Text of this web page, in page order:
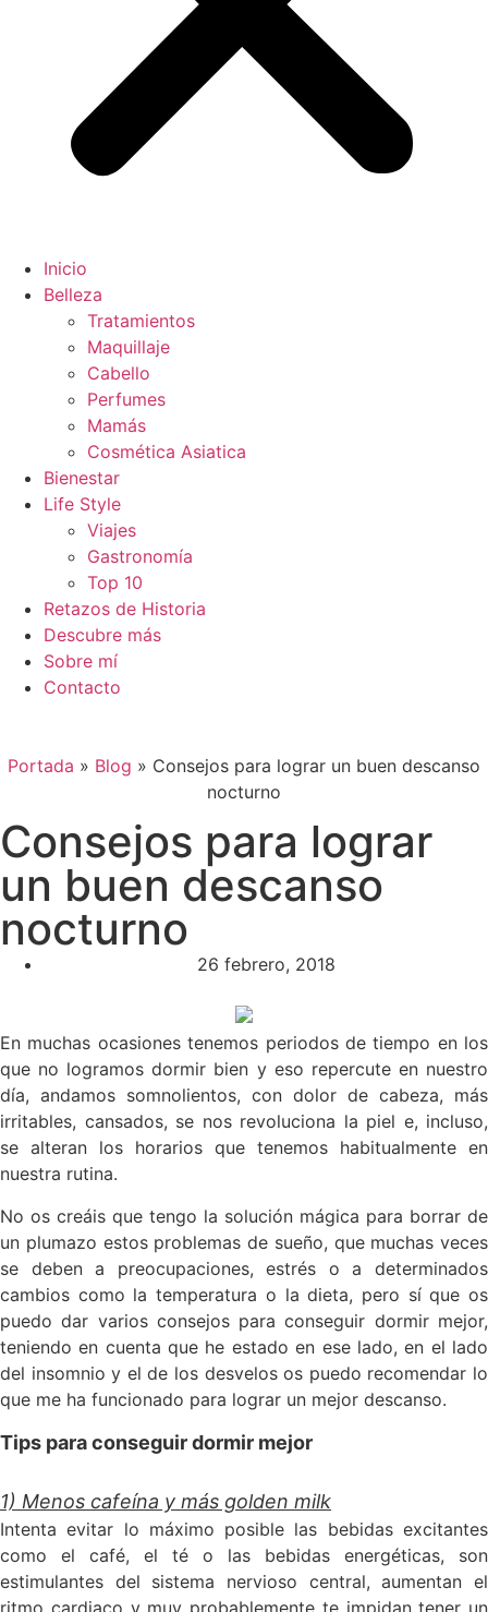
Inicio
Belleza
Tratamientos
Maquillaje
Cabello
Perfumes
Mamás
Cosmética Asiatica
Bienestar
Life Style
Viajes
Gastronomía
Top 10
Retazos de Historia
Descubre más
Sobre mí
Contacto
Portada » Blog » Consejos para lograr un buen descanso
nocturno
Consejos para lograr
un buen descanso
nocturno
26 febrero, 2018
En muchas ocasiones tenemos periodos de tiempo en los
que no logramos dormir bien y eso repercute en nuestro
día, andamos somnolientos, con dolor de cabeza, más
irritables, cansados, se nos revoluciona la piel e, incluso,
se alteran los horarios que tenemos habitualmente en
nuestra rutina.
No os creáis que tengo la solución mágica para borrar de
un plumazo estos problemas de sueño, que muchas veces
se deben a preocupaciones, estrés o a determinados
cambios como la temperatura o la dieta, pero sí que os
puedo dar varios consejos para conseguir dormir mejor,
teniendo en cuenta que he estado en ese lado, en el lado
del insomnio y el de los desvelos os puedo recomendar lo
que me ha funcionado para lograr un mejor descanso.
Tips para conseguir dormir mejor
1) Menos cafeína y más golden milk
Intenta evitar lo máximo posible las bebidas excitantes
como el café, el té o las bebidas energéticas, son
estimulantes del sistema nervioso central, aumentan el